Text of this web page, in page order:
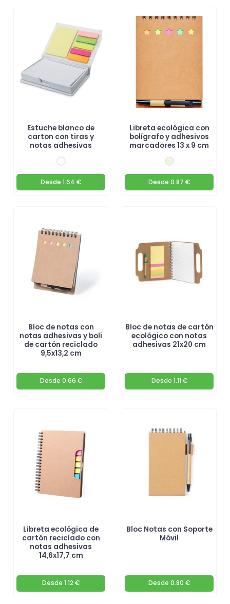
Estuche blanco de
carton con tiras y
notas adhesivas
Desde 1.64 €
Libreta ecológica con
bolígrafo y adhesivos
marcadores 13 x 9 cm
Desde 0.87 €
Bloc de notas con
notas adhesivas y boli
de cartón reciclado
9,5x13,2 cm
Desde 0.66 €
Bloc de notas de cartón
ecológico con notas
adhesivas 21x20 cm
Desde 1.11 €
Libreta ecológica de
cartón reciclado con
notas adhesivas
14,6x17,7 cm
Desde 1.12 €
Bloc Notas con Soporte
Móvil
Desde 0.80 €